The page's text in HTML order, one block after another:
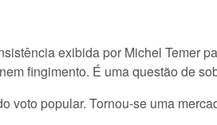
exibida por Michel Temer
fingimento. É uma questão de
voto popular. Tornou-se uma